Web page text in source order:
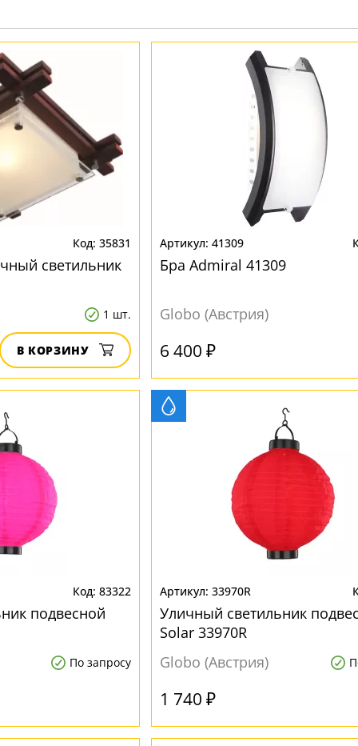
35831
светильник
1 шт.
В КОРЗИНУ
41309
Бра Admiral 41309
Globo (Австрия)
6 400 ₽
83322
подвесной
По запросу
33970R
Уличный светильник
Solar 33970R
Globo (Австрия)
1 740 ₽